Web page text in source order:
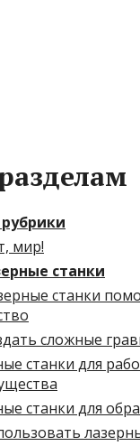
мир!
станки
станки
сложные
станки для
станки для